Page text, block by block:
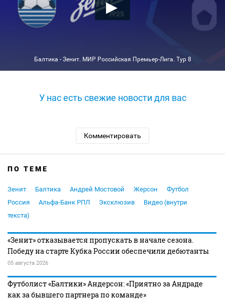
Балтика - Зенит. МИР Российская Премьер-Лига. Тур 8
У нас есть свежие новости для вас
Комментировать
ПО ТЕМЕ
Зенит Балтика Андрей Мостовой Жерсон
Футбол
Россия
Альфа-Банк РПЛ Эксклюзив
Видео (внутри
текста)
«Зенит» отказывается пропускать в начале сезона.
Победу на старте Кубка России обеспечили дебютанты
05 августа 2026
Футболист «Балтики» Андерсон: «Приятно за Андраде
как за бывшего партнера по команде»